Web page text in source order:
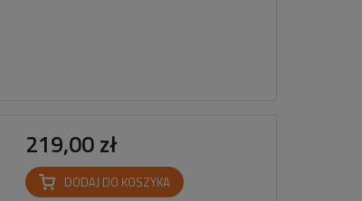
219,00 zł
DODAJ DO KOSZYKA